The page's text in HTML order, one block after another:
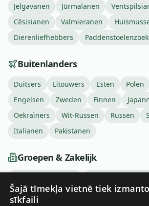
Jelgavanen
Jūrmalanen
Cēsisianen
Valmieranen
Dierenliefhebbers
Buitenlanders
Duitsers Litouwers Esten Polen
Engelsen
Zweden Finnen
Oekraïners
Wit-Russen Russen
Italianen
Pakistanen
Groepen & Zakelijk
Verjaardagen
Bruiloften Artsen
Šajā tīmekļa vietnē tiek
sīkfaili